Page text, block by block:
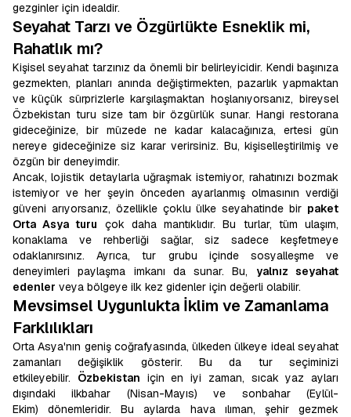
gezginler için idealdir.
Seyahat Tarzı ve Özgürlükte Esneklik mi,
Rahatlık mı?
Kişisel seyahat tarzınız da önemli bir belirleyicidir. Kendi başınıza
gezmekten, planları anında değiştirmekten, pazarlık yapmaktan
ve küçük sürprizlerle karşılaşmaktan hoşlanıyorsanız, bireysel
Özbekistan turu size tam bir özgürlük sunar. Hangi restorana
gideceğinize, bir müzede ne kadar kalacağınıza, ertesi gün
nereye gideceğinize siz karar verirsiniz. Bu, kişiselleştirilmiş ve
özgün bir deneyimdir.
Ancak, lojistik detaylarla uğraşmak istemiyor, rahatınızı bozmak
istemiyor ve her şeyin önceden ayarlanmış olmasının verdiği
güveni arıyorsanız, özellikle çoklu ülke seyahatinde bir paket
Orta Asya turu çok daha mantıklıdır. Bu turlar, tüm ulaşım,
konaklama ve rehberliği sağlar, siz sadece keşfetmeye
odaklanırsınız. Ayrıca, tur grubu içinde sosyalleşme ve
deneyimleri paylaşma imkanı da sunar. Bu, yalnız seyahat
edenler veya bölgeye ilk kez gidenler için değerli olabilir.
Mevsimsel Uygunlukta İklim ve Zamanlama
Farklılıkları
Orta Asya'nın geniş coğrafyasında, ülkeden ülkeye ideal seyahat
zamanları değişiklik gösterir. Bu da tur seçiminizi
etkileyebilir. Özbekistan için en iyi zaman, sıcak yaz ayları
dışındaki ilkbahar (Nisan-Mayıs) ve sonbahar (Eylül-
Ekim) dönemleridir. Bu aylarda hava ılıman, şehir gezmek